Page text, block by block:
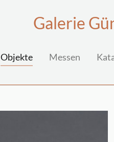
Galerie
Objekte(current)
Messen